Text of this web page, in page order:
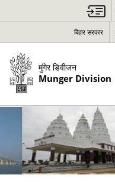
बिहार सरकार
मुंगेर डिवीजन
Munger Division